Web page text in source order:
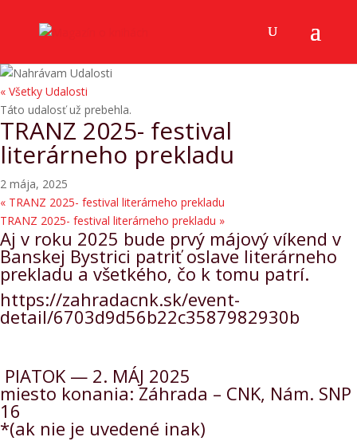
« Všetky Udalosti
Táto udalosť už prebehla.
TRANZ 2025- festival
literárneho prekladu
2 mája, 2025
« TRANZ 2025- festival literárneho prekladu
TRANZ 2025- festival literárneho prekladu »
Aj v roku 2025 bude prvý májový víkend v
Banskej Bystrici patriť oslave literárneho
prekladu a všetkého, čo k tomu patrí.
https://zahradacnk.sk/event-
detail/6703d9d56b22c3587982930b
PIATOK — 2. MÁJ 2025
miesto konania: Záhrada – CNK, Nám. SNP
16
*(ak nie je uvedené inak)